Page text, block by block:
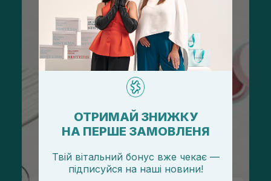
ОТРИМАЙ ЗНИЖКУ
НА ПЕРШЕ ЗАМОВЛЕНЯ
Твій вітальний бонус вже чекає —
підписуйся на наші новини!